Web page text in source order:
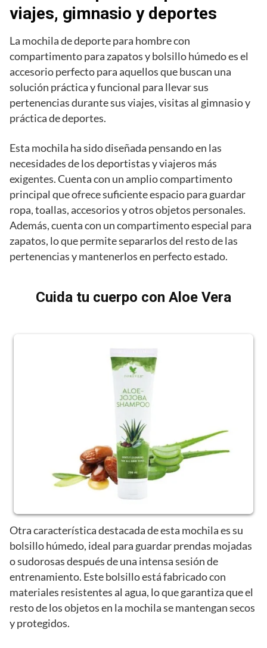
viajes, gimnasio y deportes
La mochila de deporte para hombre con
compartimento para zapatos y bolsillo húmedo es el
accesorio perfecto para aquellos que buscan una
solución práctica y funcional para llevar sus
pertenencias durante sus viajes, visitas al gimnasio y
práctica de deportes.
Esta mochila ha sido diseñada pensando en las
necesidades de los deportistas y viajeros más
exigentes. Cuenta con un amplio compartimento
principal que ofrece suficiente espacio para guardar
ropa, toallas, accesorios y otros objetos personales.
Además, cuenta con un compartimento especial para
zapatos, lo que permite separarlos del resto de las
pertenencias y mantenerlos en perfecto estado.
Cuida tu cuerpo con Aloe Vera
Otra característica destacada de esta mochila es su
bolsillo húmedo, ideal para guardar prendas mojadas
o sudorosas después de una intensa sesión de
entrenamiento. Este bolsillo está fabricado con
materiales resistentes al agua, lo que garantiza que el
resto de los objetos en la mochila se mantengan secos
y protegidos.